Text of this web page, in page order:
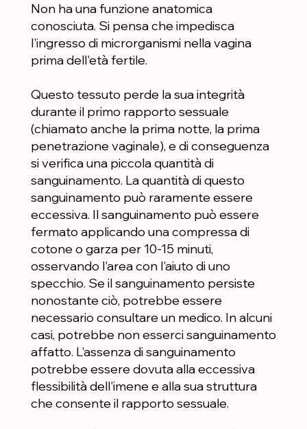
Non ha una funzione anatomica
conosciuta. Si pensa che impedisca
l'ingresso di microrganismi nella vagina
prima dell'età fertile.
Questo tessuto perde la sua integrità
durante il primo rapporto sessuale
(chiamato anche la prima notte, la prima
penetrazione vaginale), e di conseguenza
si verifica una piccola quantità di
sanguinamento. La quantità di questo
sanguinamento può raramente essere
eccessiva. Il sanguinamento può essere
fermato applicando una compressa di
cotone o garza per 10-15 minuti,
osservando l'area con l'aiuto di uno
specchio. Se il sanguinamento persiste
nonostante ciò, potrebbe essere
necessario consultare un medico. In alcuni
casi, potrebbe non esserci sanguinamento
affatto. L'assenza di sanguinamento
potrebbe essere dovuta alla eccessiva
flessibilità dell'imene e alla sua struttura
che consente il rapporto sessuale.